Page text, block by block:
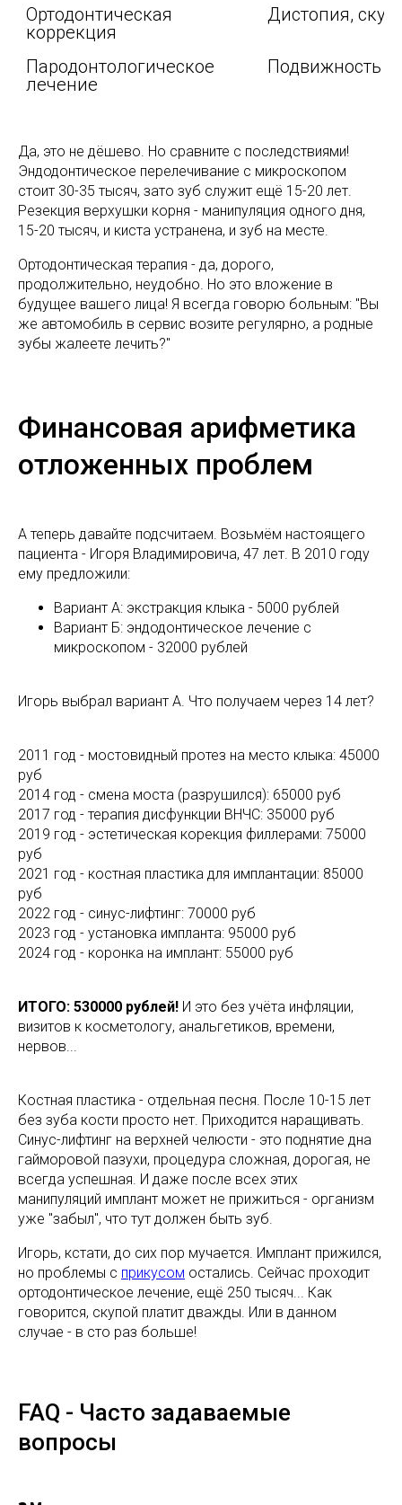
Ортодонтическая
коррекция
Дистопия,
Пародонтологическое
лечение
Подвижность I-
Да, это не дёшево. Но сравните с последствиями!
Эндодонтическое перелечивание с микроскопом
стоит 30-35 тысяч, зато зуб служит ещё 15-20 лет.
Резекция верхушки корня - манипуляция одного дня,
15-20 тысяч, и киста устранена, и зуб на месте.
Ортодонтическая терапия - да, дорого,
продолжительно, неудобно. Но это вложение в
будущее вашего лица! Я всегда говорю больным: "Вы
же автомобиль в сервис возите регулярно, а родные
зубы жалеете лечить?"
Финансовая арифметика
отложенных проблем
А теперь давайте подсчитаем. Возьмём настоящего
пациента - Игоря Владимировича, 47 лет. В 2010 году
ему предложили:
Вариант А: экстракция клыка - 5000 рублей
Вариант Б: эндодонтическое лечение с
микроскопом - 32000 рублей
Игорь выбрал вариант А. Что получаем через 14 лет?
2011 год - мостовидный протез на место клыка: 45000
руб
2014 год - смена моста (разрушился): 65000 руб
2017 год - терапия дисфункции ВНЧС: 35000 руб
2019 год - эстетическая корекция филлерами: 75000
руб
2021 год - костная пластика для имплантации: 85000
руб
2022 год - синус-лифтинг: 70000 руб
2023 год - установка импланта: 95000 руб
2024 год - коронка на имплант: 55000 руб
ИТОГО: 530000 рублей! И это без учёта инфляции,
визитов к косметологу, анальгетиков, времени,
нервов...
Костная пластика - отдельная песня. После 10-15 лет
без зуба кости просто нет. Приходится наращивать.
Синус-лифтинг на верхней челюсти - это поднятие дна
гайморовой пазухи, процедура сложная, дорогая, не
всегда успешная. И даже после всех этих
манипуляций имплант может не прижиться - организм
уже "забыл", что тут должен быть зуб.
Игорь, кстати, до сих пор мучается. Имплант прижился,
но проблемы с прикусом остались. Сейчас проходит
ортодонтическое лечение, ещё 250 тысяч... Как
говорится, скупой платит дважды. Или в данном
случае - в сто раз больше!
FAQ - Часто задаваемые
вопросы